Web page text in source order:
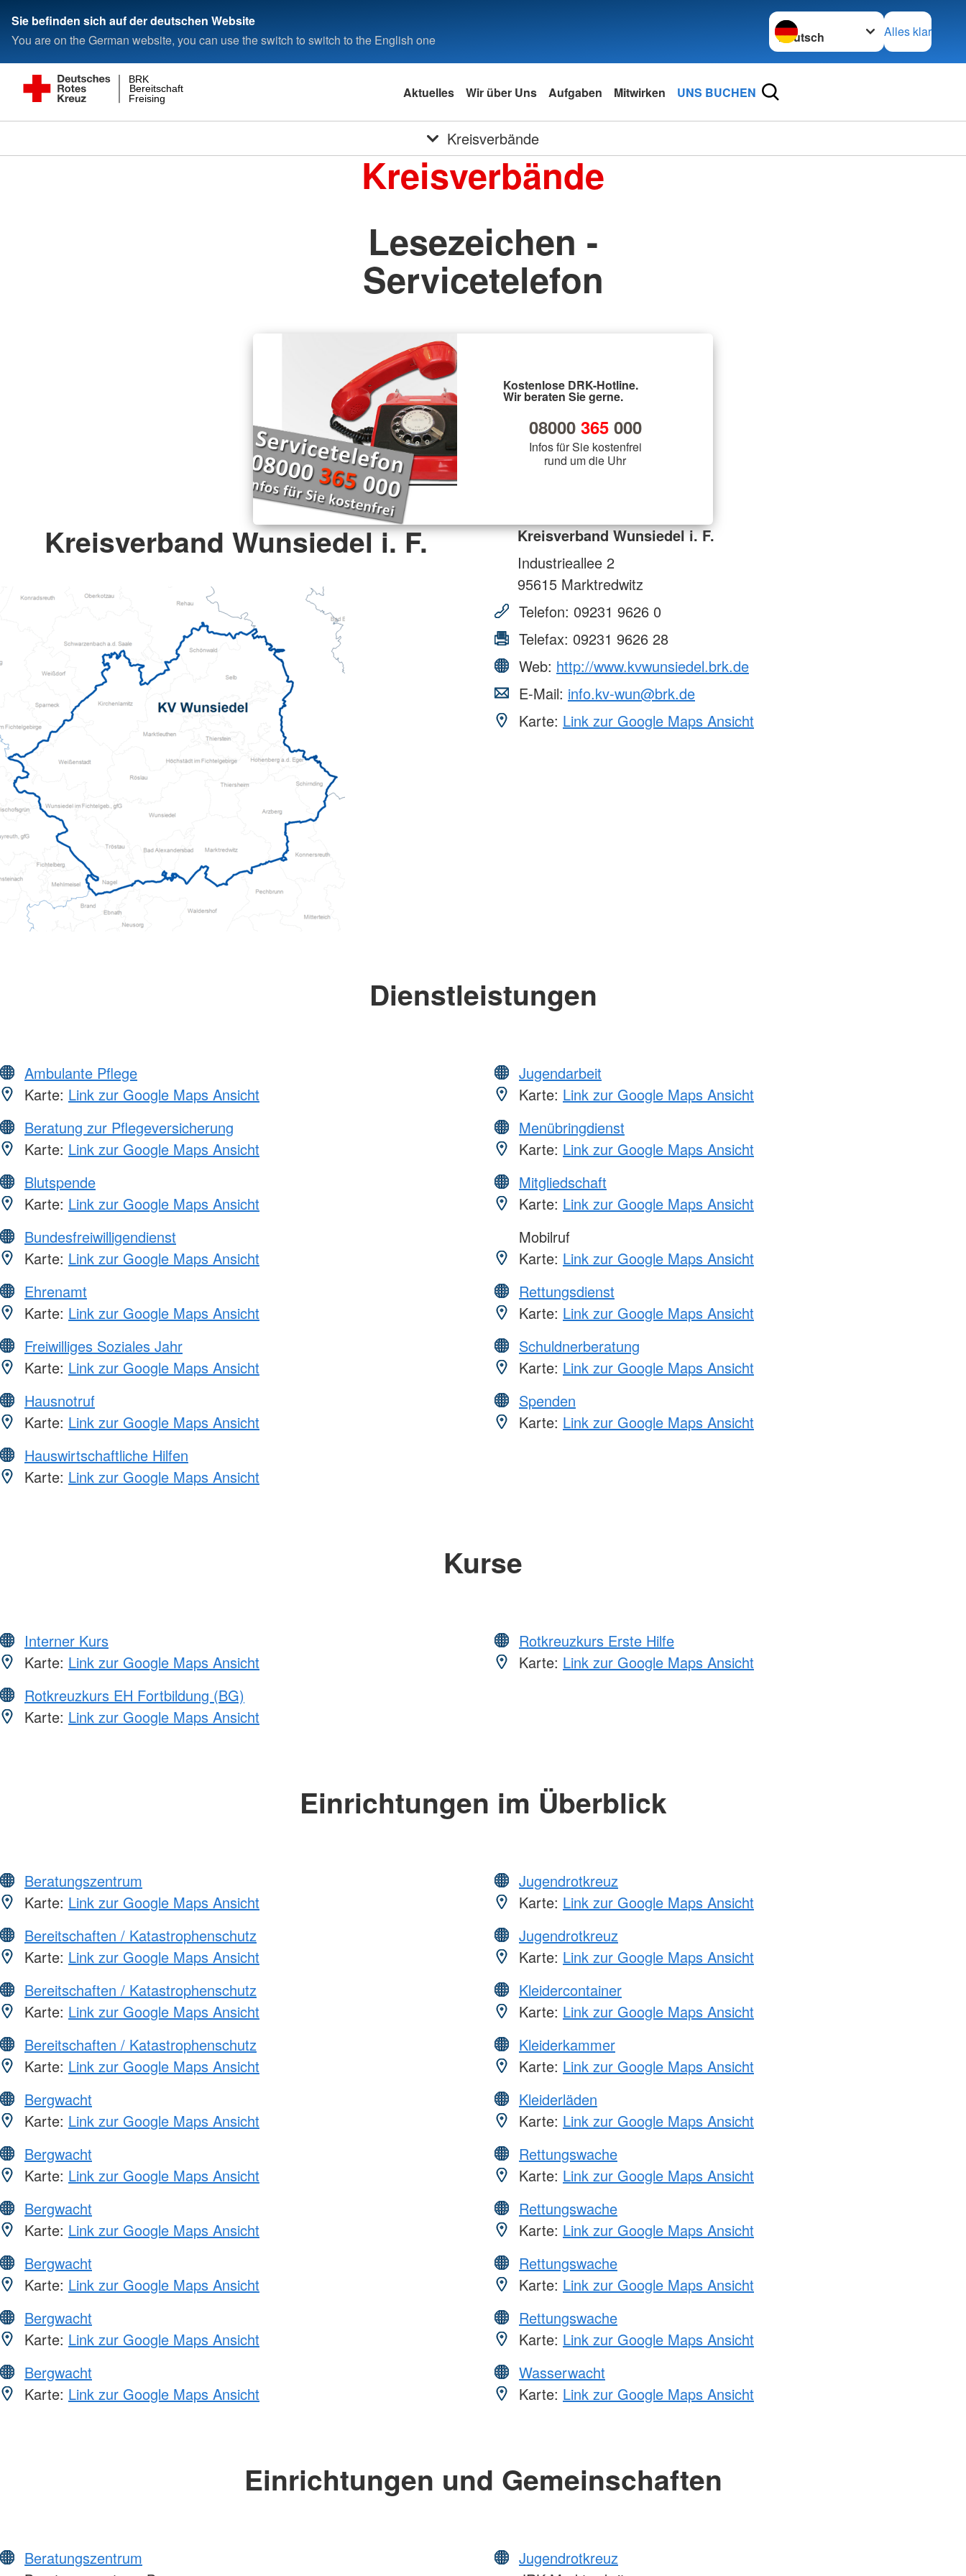
Sie befinden sich auf der deutschen Website
You are on the German website, you can use the switch to switch to the English one
Sprache wechseln zu
Alles klar
Freising
Bereitschaft
BRK
Aktuelles Wir über Uns Aufgaben Mitwirken UNS BUCHEN
Kreisverbände
Kreisverbände
Lesezeichen -
Servicetelefon
Kostenlose DRK-Hotline.
Wir beraten Sie gerne.
08000 365000
Infos für Sie kostenfrei
rund um die Uhr
Kreisverband Wunsiedel i. F.
Kreisverband Wunsiedel i. F.
Industrieallee 2
95615 Marktredwitz
Telefon: 09231 9626 0
Telefax: 09231 9626 28
Web: http://www.kvwunsiedel.brk.de
E-Mail: info.kv-wun@brk.de
Karte: Link zur Google Maps Ansicht
Dienstleistungen
Ambulante Pflege
Karte: Link zur Google Maps Ansicht
Beratung zur Pflegeversicherung
Karte: Link zur Google Maps Ansicht
Blutspende
Karte: Link zur Google Maps Ansicht
Bundesfreiwilligendienst
Karte: Link zur Google Maps Ansicht
Ehrenamt
Karte: Link zur Google Maps Ansicht
Freiwilliges Soziales Jahr
Karte: Link zur Google Maps Ansicht
Hausnotruf
Karte: Link zur Google Maps Ansicht
Hauswirtschaftliche Hilfen
Karte: Link zur Google Maps Ansicht
Jugendarbeit
Karte: Link zur Google Maps Ansicht
Menübringdienst
Karte: Link zur Google Maps Ansicht
Mitgliedschaft
Karte: Link zur Google Maps Ansicht
Mobilruf
Karte: Link zur Google Maps Ansicht
Rettungsdienst
Karte: Link zur Google Maps Ansicht
Schuldnerberatung
Karte: Link zur Google Maps Ansicht
Spenden
Karte: Link zur Google Maps Ansicht
Kurse
Interner Kurs
Karte: Link zur Google Maps Ansicht
Rotkreuzkurs EH Fortbildung (BG)
Karte: Link zur Google Maps Ansicht
Rotkreuzkurs Erste Hilfe
Karte: Link zur Google Maps Ansicht
Einrichtungen im Überblick
Beratungszentrum
Karte: Link zur Google Maps Ansicht
Bereitschaften / Katastrophenschutz
Karte: Link zur Google Maps Ansicht
Bereitschaften / Katastrophenschutz
Karte: Link zur Google Maps Ansicht
Bereitschaften / Katastrophenschutz
Karte: Link zur Google Maps Ansicht
Bergwacht
Karte: Link zur Google Maps Ansicht
Bergwacht
Karte: Link zur Google Maps Ansicht
Bergwacht
Karte: Link zur Google Maps Ansicht
Bergwacht
Karte: Link zur Google Maps Ansicht
Bergwacht
Karte: Link zur Google Maps Ansicht
Bergwacht
Karte: Link zur Google Maps Ansicht
Jugendrotkreuz
Karte: Link zur Google Maps Ansicht
Jugendrotkreuz
Karte: Link zur Google Maps Ansicht
Kleidercontainer
Karte: Link zur Google Maps Ansicht
Kleiderkammer
Karte: Link zur Google Maps Ansicht
Kleiderläden
Karte: Link zur Google Maps Ansicht
Rettungswache
Karte: Link zur Google Maps Ansicht
Rettungswache
Karte: Link zur Google Maps Ansicht
Rettungswache
Karte: Link zur Google Maps Ansicht
Rettungswache
Karte: Link zur Google Maps Ansicht
Wasserwacht
Karte: Link zur Google Maps Ansicht
Einrichtungen und Gemeinschaften
Beratungszentrum
Jugendrotkreuz